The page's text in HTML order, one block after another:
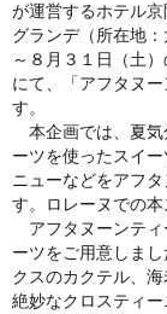
が運営するホテル
グランデ（所在地
～８月３１日（土
にて、「アフタヌ
す。
本企画では、夏気
ーツを使ったスイ
ニューなどをアフ
す。ロレーヌでの本
アフタヌーンティ
ーツをご用意しま
クスのカクテル、
絶妙なクロスティ